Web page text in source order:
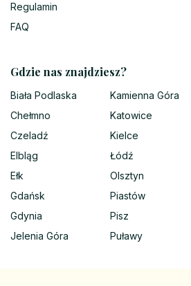
Regulamin
FAQ
Gdzie nas znajdziesz?
Biała Podlaska
Chełmno
Czeladź
Elbląg
Ełk
Gdańsk
Gdynia
Jelenia Góra
Kamienna Góra
Katowice
Kielce
Łódź
Olsztyn
Piastów
Pisz
Puławy